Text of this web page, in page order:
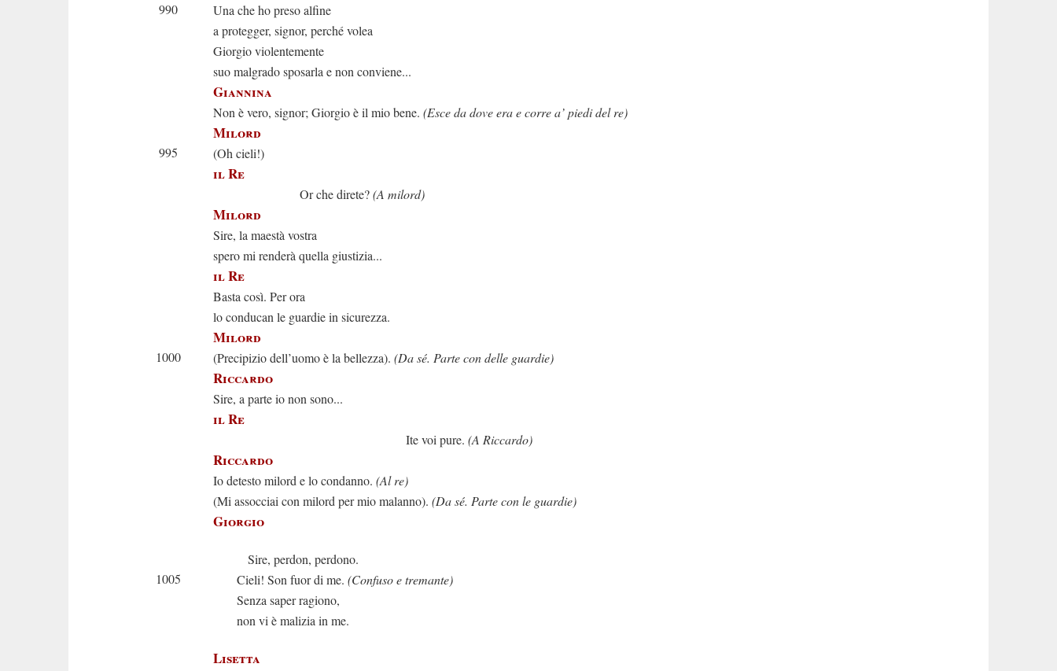
990
Una che ho preso alfine
a protegger, signor, perché volea
Giorgio violentemente
suo malgrado sposarla e non conviene...
Giannina
Non è vero, signor; Giorgio è il mio bene. (Esce da dove era e corre a’ piedi del re)
Milord
995 (Oh cieli!)
il Re
Or che direte?(A milord)
Milord
Sire, la maestà vostra
spero mi renderà quella giustizia...
il Re
Basta così. Per ora
lo conducan le guardie in sicurezza.
Milord
1000 (Precipizio dell’uomo è la bellezza). (Da sé. Parte con delle guardie)
Riccardo
Sire, a parte io non sono...
il Re
Ite voi pure. (A Riccardo)
Riccardo
Io detesto milord e lo condanno. (Al re)
(Mi assocciai con milord per mio malanno). (Da sé. Parte con le guardie)
Giorgio
Sire, perdon, perdono.
1005
Cieli! Son fuor di me. (Confuso e tremante)
Senza saper ragiono,
non vi è malizia in me.
Lisetta